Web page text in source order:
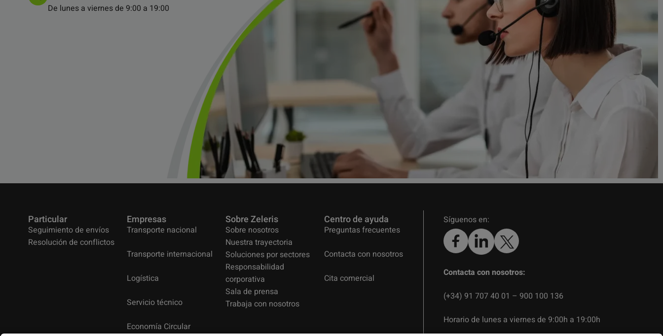
De lunes a viernes de 9:00 a 19:00
Particular
Seguimiento de envíos
Resolución de conflictos
Empresas
Transporte nacional
Transporte internacional
Logística
Servicio técnico
Economía Circular
Sobre Zeleris
Sobre nosotros
Nuestra trayectoria
Soluciones por sectores
Responsabilidad
corporativa
Sala de prensa
Trabaja con nosotros
Centro de ayuda
Preguntas frecuentes
Contacta con nosotros
Cita comercial
Síguenos en:
Contacta con nosotros:
(+34) 91 707 40 01 – 900 100 136
Horario de lunes a viernes de 9:00h a 19:00h